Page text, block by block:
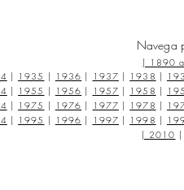
Navega
| 1890
| 1935 | 1936 | 1937 | 1938 |
| 1955 | 1956 | 1957 | 1958 |
| 1975 | 1976 | 1977 | 1978 |
| 1995 | 1996 | 1997 | 1998 |
| 2010 |